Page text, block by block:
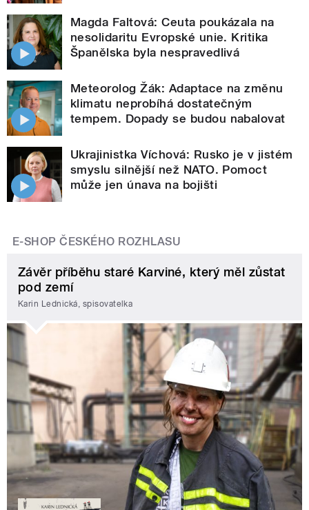
Magda Faltová: Ceuta poukázala na
nesolidaritu Evropské unie. Kritika
Španělska byla nespravedlivá
Meteorolog Žák: Adaptace na změnu
klimatu neprobíhá dostatečným
tempem. Dopady se budou nabalovat
Ukrajinistka Víchová: Rusko je v jistém
smyslu silnější než NATO. Pomoct
může jen únava na bojišti
E-SHOP ČESKÉHO ROZHLASU
Závěr příběhu staré Karviné, který měl zůstat
pod zemí
Karin Lednická, spisovatelka